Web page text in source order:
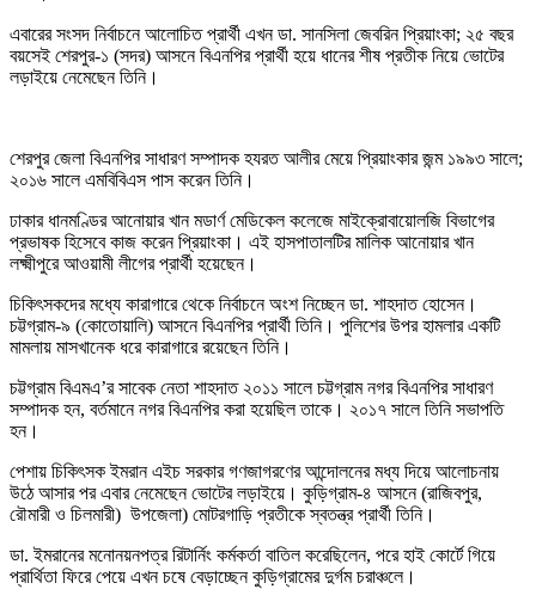
এবারের সংসদ নির্বাচনে আলোচিত প্রার্থী এখন ডা. সানসিলা জেবরিন প্রিয়াংকা; ২৫ বছর
বয়সেই শেরপুর-১ (সদর) আসনে বিএনপির প্রার্থী হয়ে ধানের শীষ প্রতীক নিয়ে ভোটের
লড়াইয়ে নেমেছেন তিনি।
শেরপুর জেলা বিএনপির সাধারণ সম্পাদক হযরত আলীর মেয়ে প্রিয়াংকার জন্ম ১৯৯৩ সালে;
২০১৬ সালে এমবিবিএস পাস করেন তিনি।
ঢাকার ধানমণ্ডির আনোয়ার খান মডার্ণ মেডিকেল কলেজে মাইক্রোবায়োলজি বিভাগের
প্রভাষক হিসেবে কাজ করেন প্রিয়াংকা। এই হাসপাতালটির মালিক আনোয়ার খান
লক্ষ্মীপুরে আওয়ামী লীগের প্রার্থী হয়েছেন।
চিকিৎসকদের মধ্যে কারাগারে থেকে নির্বাচনে অংশ নিচ্ছেন ডা. শাহদাত হোসেন।
চট্টগ্রাম-৯ (কোতোয়ালি) আসনে বিএনপির প্রার্থী তিনি। পুলিশের উপর হামলার একটি
মামলায় মাসখানেক ধরে কারাগারে রয়েছেন তিনি।
চট্টগ্রাম বিএমএ’র সাবেক নেতা শাহদাত ২০১১ সালে চট্টগ্রাম নগর বিএনপির সাধারণ
সম্পাদক হন, বর্তমানে নগর বিএনপির করা হয়েছিল তাকে। ২০১৭ সালে তিনি সভাপতি
হন।
পেশায় চিকিৎসক ইমরান এইচ সরকার গণজাগরণের আন্দোলনের মধ্য দিয়ে আলোচনায়
উঠে আসার পর এবার নেমেছেন ভোটের লড়াইয়ে। কুড়িগ্রাম-৪ আসনে (রাজিবপুর,
রৌমারী ও চিলমারী) উপজেলা) মোটরগাড়ি প্রতীকে স্বতন্ত্র প্রার্থী তিনি।
ডা. ইমরানের মনোনয়নপত্র রিটার্নিং কর্মকর্তা বাতিল করেছিলেন, পরে হাই কোর্টে গিয়ে
প্রার্থিতা ফিরে পেয়ে এখন চষে বেড়াচ্ছেন কুড়িগ্রামের দুর্গম চরাঞ্চলে।